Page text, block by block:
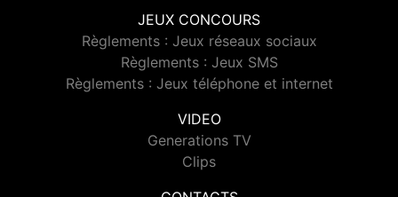
JEUX CONCOURS
Règlements : Jeux réseaux sociaux
Règlements : Jeux SMS
Règlements : Jeux téléphone et internet
VIDEO
Generations TV
Clips